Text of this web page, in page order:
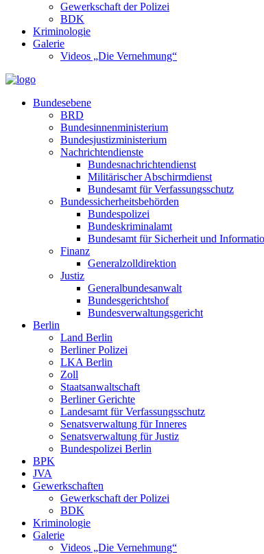
Gewerkschaft der Polizei
BDK
Kriminologie
Galerie
Videos „Die Vernehmung“
Bundesebene
BRD
Bundesinnenministerium
Bundesjustizministerium
Nachrichtendienste
Bundesnachrichtendienst
Militärischer Abschirmdienst
Bundesamt für Verfassungsschutz
Bundessicherheitsbehörden
Bundespolizei
Bundeskriminalamt
Bundesamt für Sicherheit und
Finanz
Generalzolldirektion
Justiz
Generalbundesanwalt
Bundesgerichtshof
Bundesverwaltungsgericht
Berlin
Land Berlin
Berliner Polizei
LKA Berlin
Zoll
Staatsanwaltschaft
Berliner Gerichte
Landesamt für Verfassungsschutz
Senatsverwaltung für Inneres
Senatsverwaltung für Justiz
Bundespolizei Berlin
BPK
JVA
Gewerkschaften
Gewerkschaft der Polizei
BDK
Kriminologie
Galerie
Videos „Die Vernehmung“